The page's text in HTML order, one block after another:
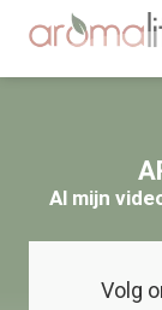
Al mijn
Volg